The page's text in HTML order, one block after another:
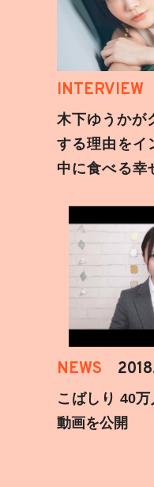
INTERVIEW
木下ゆうかが
する理由をイ
中に食べる幸
NEWS
こばしり 40
動画を公開